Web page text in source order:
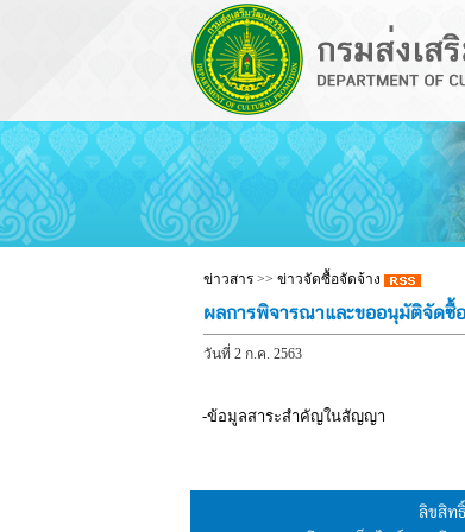
ข่าวสาร >> ข่าวจัดซื้อจัดจ้าง
ผลการพิจารณาและขออนุมัติจัดซื้
วันที่ 2 ก.ค. 2563
-ข้อมูลสาระสำคัญในสัญญา
ลิขสิท